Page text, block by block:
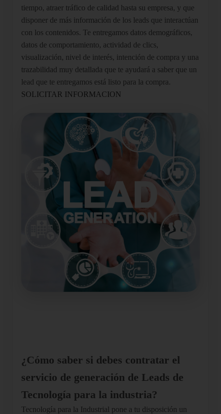
tiempo, atraer tráfico de calidad hasta su empresa, y que
disponer de más información de los leads que interactúan
con los contenidos. Te entregamos datos demográficos,
datos de comportamiento, actividad de clics,
visualización, nivel de interés, intención de compra y una
trazabilidad muy detallada que te ayudará a saber que un
lead que te entregamos está listo para la compra.
SOLICITAR INFORMACION
¿Cómo saber si debes contratar el
servicio de generación de Leads de
Tecnología para la industria?
Tecnología para la Industrial pone a tu disposición un